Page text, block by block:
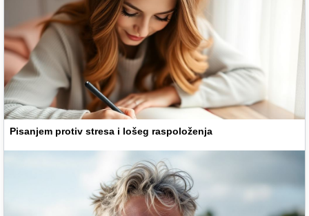
Pisanjem protiv stresa i lošeg raspoloženja